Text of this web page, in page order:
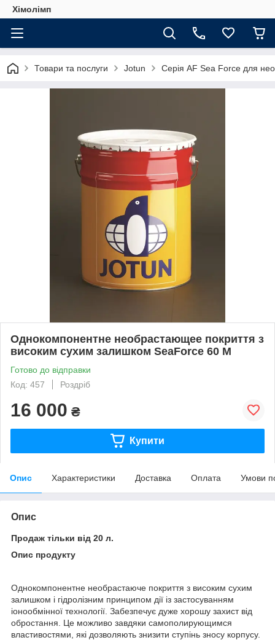
Хімолімп
Товари та послуги Jotun Серія AF Sea Force для
Однокомпонентне необрастающее покриття з
високим сухим залишком SeaForce 60 M
Готово до відправки
Код: 457
Роздріб
16 000 ₴
Купити
Опис Характеристики Доставка Оплата Умови
Опис
Продаж тільки від 20 л.
Опис продукту
Однокомпонентне необрастаюче покриття з високим сухим
залишком і гідролізним принципом дії із застосуванням
іонообмінної технології. Забезпечує дуже хорошу захист від
обростання. Це можливо завдяки самополирующимся
властивостями, які дозволяють знизити ступінь зносу корпусу.